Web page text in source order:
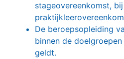
stageovereenkomst,
De beroepsopleiding
binnen de
geldt.